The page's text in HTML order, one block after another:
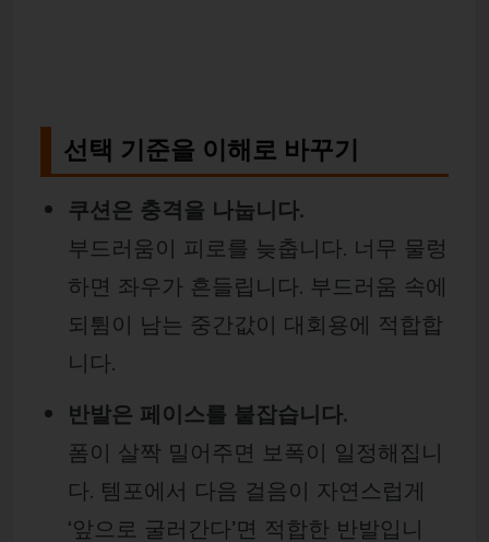
선택 기준을 이해로 바꾸기
쿠션은 충격을 나눕니다.
부드러움이 피로를 늦춥니다. 너무 물렁
하면 좌우가 흔들립니다. 부드러움 속에
되튐이 남는 중간값이 대회용에 적합합
니다.
반발은 페이스를 붙잡습니다.
폼이 살짝 밀어주면 보폭이 일정해집니
다. 템포에서 다음 걸음이 자연스럽게
‘앞으로 굴러간다’면 적합한 반발입니